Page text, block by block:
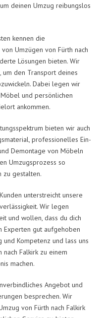
deinen Umzug reibungslos
kennen die
Umzügen von Fürth nach
Lösungen bieten. Wir
den Transport deines
Dabei legen wir
und persönlichen
ankommen.
bieten wir auch
professionelles Ein-
Demontage von Möbeln
Umzugsprozess so
zu gestalten.
unterstreicht unsere
Wir legen
und wollen, dass du dich
Experten gut aufgehoben
Kompetenz und lass uns
Falkirk zu einem
machen.
Angebot und
besprechen. Wir
von Fürth nach Falkirk